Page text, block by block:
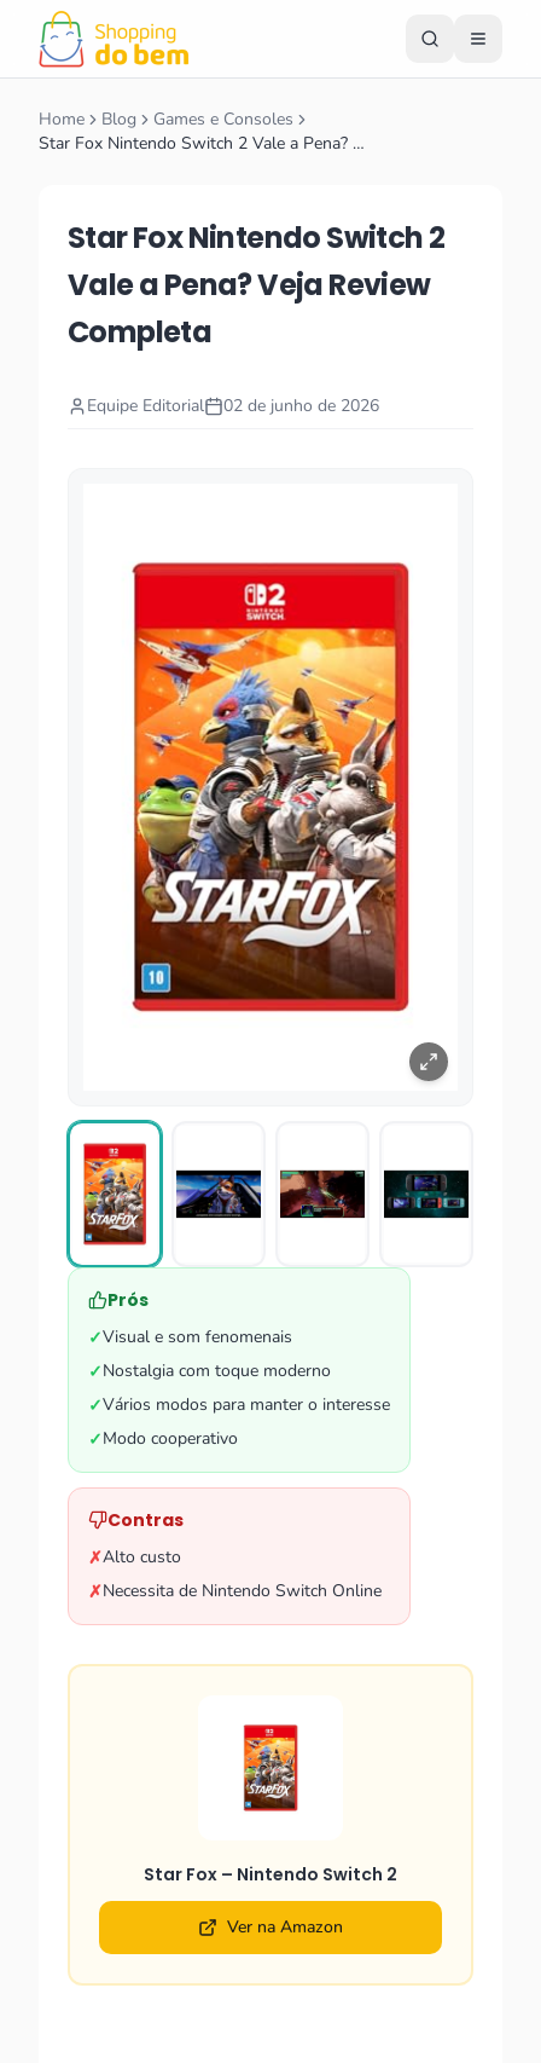
Home Blog
Games e Consoles
Star Fox Nintendo Switch 2 Vale a Pena? …
Star Fox Nintendo Switch 2
Vale a Pena? Veja Review
Completa
Equipe Editorial 02 de junho de 2026
Prós
✓Visual e som fenomenais
✓Nostalgia com toque moderno
✓Vários modos para manter o interesse
✓Modo cooperativo
Contras
✗Alto custo
✗Necessita de Nintendo Switch Online
Star Fox – Nintendo Switch 2
Ver na Amazon